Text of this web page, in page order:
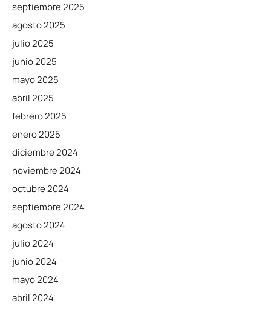
septiembre 2025
agosto 2025
julio 2025
junio 2025
mayo 2025
abril 2025
febrero 2025
enero 2025
diciembre 2024
noviembre 2024
octubre 2024
septiembre 2024
agosto 2024
julio 2024
junio 2024
mayo 2024
abril 2024